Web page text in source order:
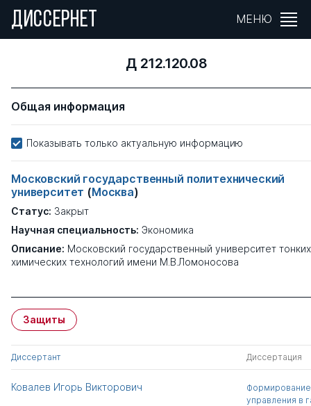
ДИССЕРНЕТ МЕНЮ
Д 212.120.08
Общая информация
Показывать только актуальную информацию
Московский государственный политехнический
университет (Москва)
Статус: Закрыт
Научная специальность: Экономика
Описание: Московский государственный университет тонких
химических технологий имени М.В.Ломоносова
Защиты
Диссертант Диссертация
Ковалев Игорь Викторович
управления в